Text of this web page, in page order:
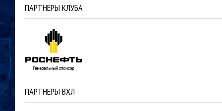
ПАРТНЕРЫ КЛУБА
ПАРТНЕРЫ ВХЛ